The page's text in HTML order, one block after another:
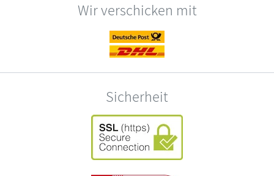
Wir verschicken mit
Sicherheit